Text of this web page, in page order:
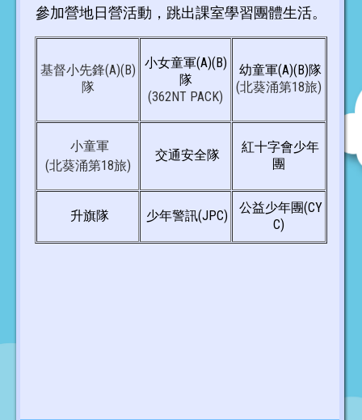
參加營地日營活動，跳出課室學習團體生活。
基督小先鋒(A)(B)
隊
小女童軍(A)(B)
隊
(362NT PACK)
幼童軍(A)(B)隊
(北葵涌第18旅)
小童軍
(北葵涌第18旅)
交通安全隊
紅十字會少年
團
升旗隊 少年警訊(JPC)
公益少年團(CY
C)